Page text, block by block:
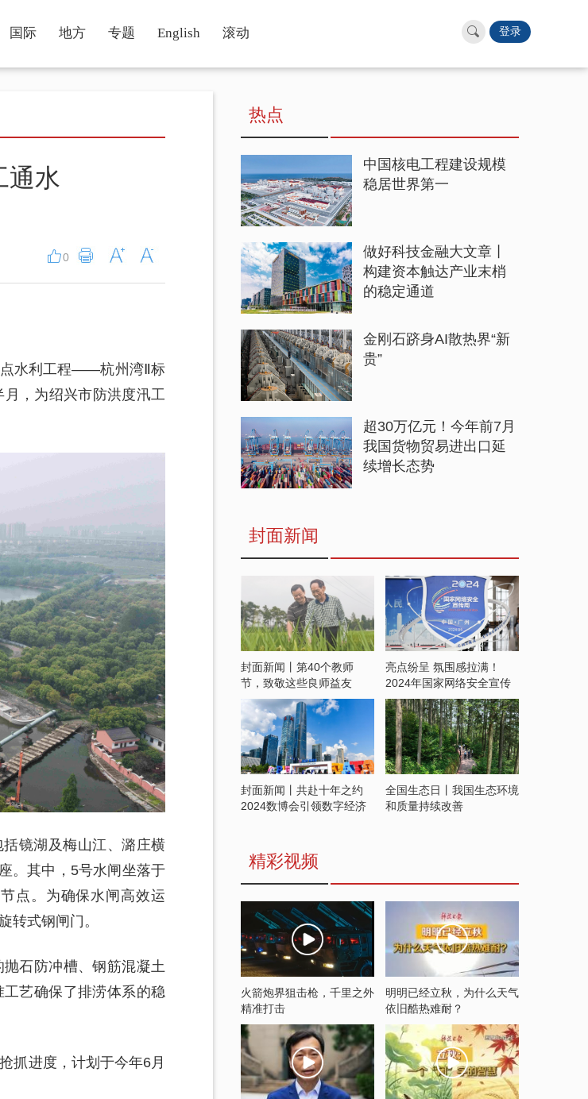
国际 地方 专题 English 滚动 登录
通水
0
点水利工程——杭州湾Ⅱ标
，为绍兴市防洪度汛工
镜湖及梅山江、潞庄横
。其中，5号水闸坐落于
点。为确保水闸高效运
转式钢闸门。
石防冲槽、钢筋混凝土
艺确保了排涝体系的稳
抓进度，计划于今年6月
热点
中国核电工程建设规模
稳居世界第一
做好科技金融大文章丨
构建资本触达产业末梢
的稳定通道
金刚石跻身AI散热界“新
贵”
超30万亿元！今年前7月
我国货物贸易进出口延
续增长态势
封面新闻
封面新闻丨第40个教师
节，致敬这些良师益友
亮点纷呈 氛围感拉满！
2024年国家网络安全宣传
周开启
封面新闻丨共赴十年之约
2024数博会引领数字经济
全国生态日丨我国生态环境
和质量持续改善
精彩视频
火箭炮界狙击枪，千里之外
精准打击
明明已经立秋，为什么天气
依旧酷热难耐？